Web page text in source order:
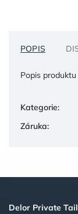
POPIS
Popis
Kategorie:
Záruka:
Delor Private